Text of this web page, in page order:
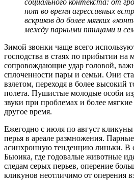
социального контекста: от
нот во время агрессивных
вскриков до более мягких
между парными птицами и
Зимой звонки чаще всего
господства в стаях по прибытии на
сопровождающие удар головой,
сплоченности пары и семьи. Они
взлетом, переходя в более высокий
полета. Пушистые молодые особи
звуки при проблемах и более
другое время.
Ежегодно с июля по август
перья в ареале размножения.
асинхронную тенденцию линьки. В
Бьюика, где годовалые животные
следам серых перьев, оперение
кликунов неотличимо от оперения